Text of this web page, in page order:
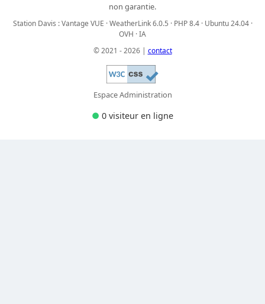
non garantie.
Station Davis : Vantage VUE · WeatherLink 6.0.5 · PHP 8.4 · Ubuntu 24.04 ·
OVH · IA
© 2021 - 2026 | contact
Espace Administration
● 0 visiteur en ligne